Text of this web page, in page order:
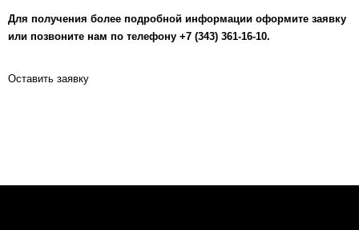
Для получения более подробной информации оформите заявку
или позвоните нам по телефону +7 (343) 361-16-10.
Оставить заявку